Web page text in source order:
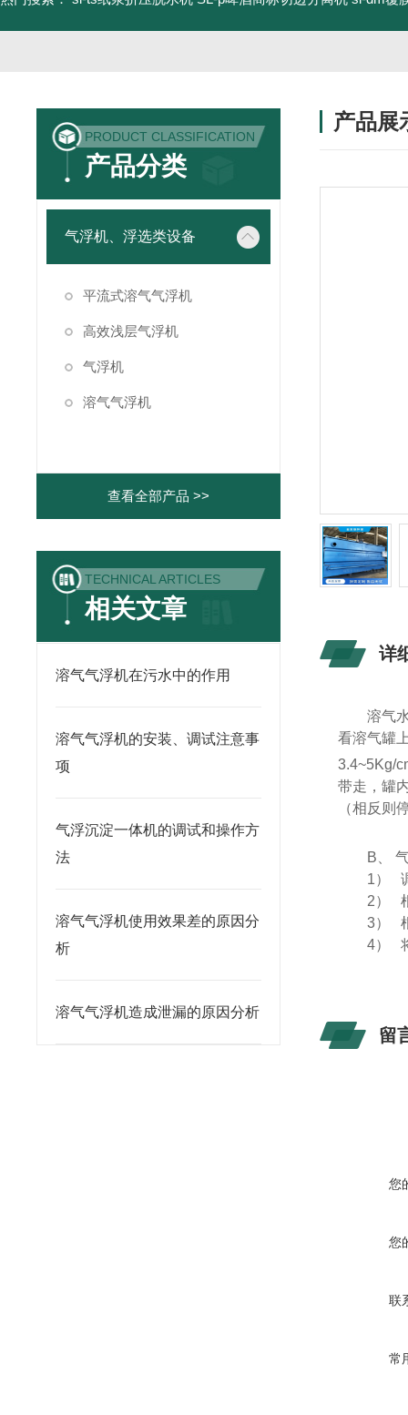
PRODUCT CLASSIFICATION
产品分类
气浮机、浮选类设备
平流式溶气气浮机
高效浅层气浮机
气浮机
溶气气浮机
查看全部产品 >>
TECHNICAL ARTICLES
相关文章
溶气气浮机在污水中的作用
溶气气浮机的安装、调试注意事
项
气浮沉淀一体机的调试和操作方
法
溶气气浮机使用效果差的原因分
析
溶气气浮机造成泄漏的原因分析
产品展
详
溶气
看溶气罐
3.4~5Kg/
带走，罐
（相反则
B、
1）
2）
3）
4）
留
您
您
联
常